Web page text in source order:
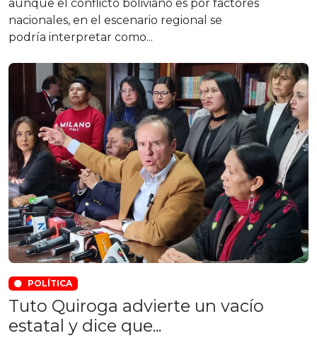
aunque el conflicto boliviano es por factores
nacionales, en el escenario regional se
podría interpretar como...
POLÍTICA
Tuto Quiroga advierte un vacío
estatal y dice que...